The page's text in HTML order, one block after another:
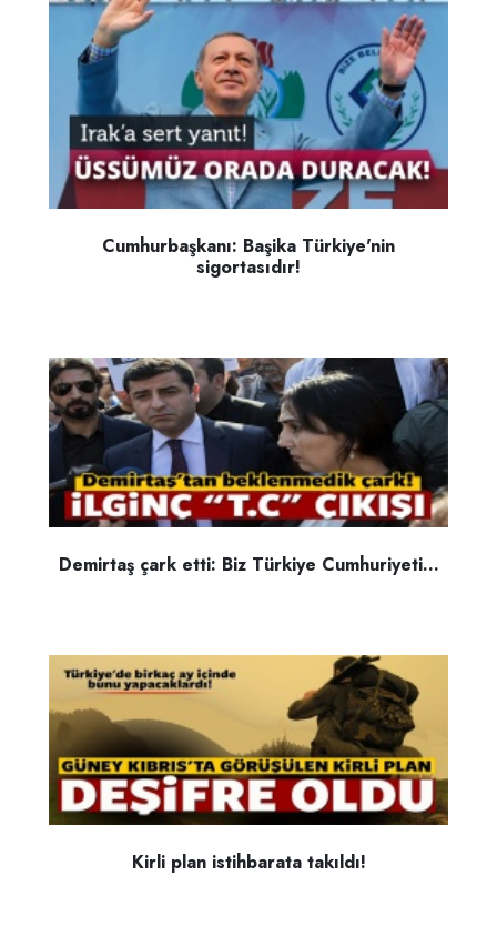
Cumhurbaşkanı: Başika Türkiye'nin
sigortasıdır!
Demirtaş çark etti: Biz Türkiye Cumhuriyeti...
Kirli plan istihbarata takıldı!